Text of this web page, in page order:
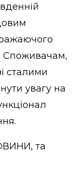
Споживачам,
сталими
увагу на
, та